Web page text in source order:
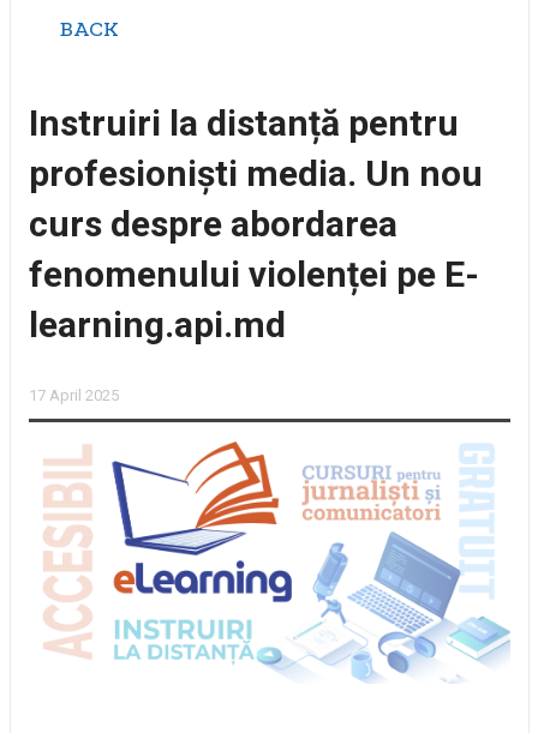
BACK
Instruiri la distanță pentru
profesioniști media. Un nou
curs despre abordarea
fenomenului violenței pe E-
learning.api.md
17 April 2025